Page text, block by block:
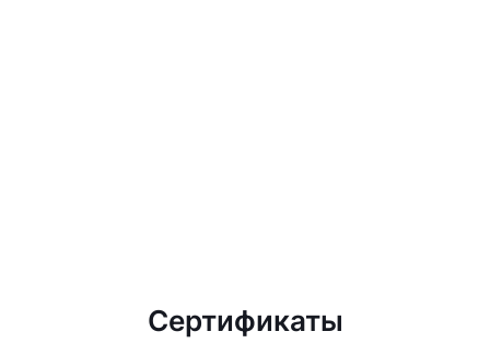
Сертификаты